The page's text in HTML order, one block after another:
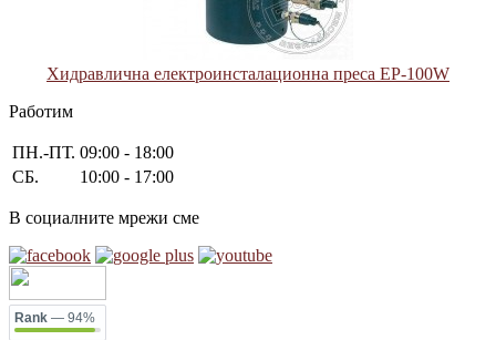
Хидравлична електроинсталационна преса EP-100W
Работим
ПН.-ПТ. 09:00 - 18:00
СБ.
10:00 - 17:00
В социалните мрежи сме
Rank — 94%